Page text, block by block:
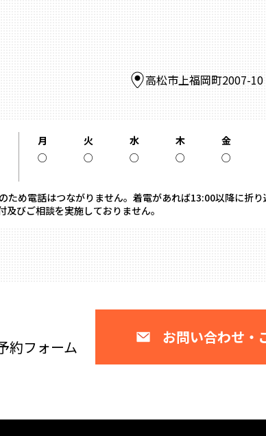
高松市上福岡町2007-
月 火 水 木
金
○
○ ○ ○ ○
ため電話はつながりません。着電があれば13:00以降に折
びご相談を実施しておりません。
約フォーム
お問い合わせ・